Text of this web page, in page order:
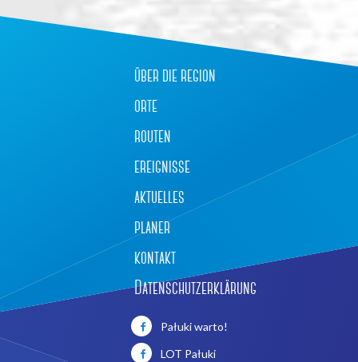
über die region
orte
routen
ereignisse
aktuelles
planer
kontakt
Datenschutzerklärung
Pałuki warto!
LOT Pałuki